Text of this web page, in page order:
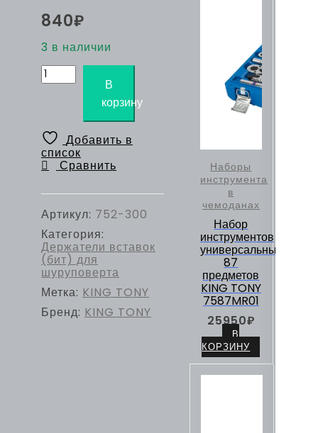
840₽
3 в наличии
Количество
товара
Держатель
1/4",
300
мм,
с
для
шуруповерта
KING
TONY
752-
300
В
корзину
Добавить в
список
Сравнить
Артикул: 752-300
Категория:
Держатели вставок
(бит) для
шуруповерта
Метка: KING TONY
Бренд: KING TONY
Наборы
инструмента
в
чемоданах
Набор
инструментов
универсальный,
87
предметов
KING TONY
7587MR01
25950₽
В
КОРЗИНУ